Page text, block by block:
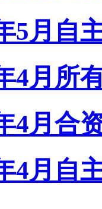
5月自
4月所
4月合
4月自